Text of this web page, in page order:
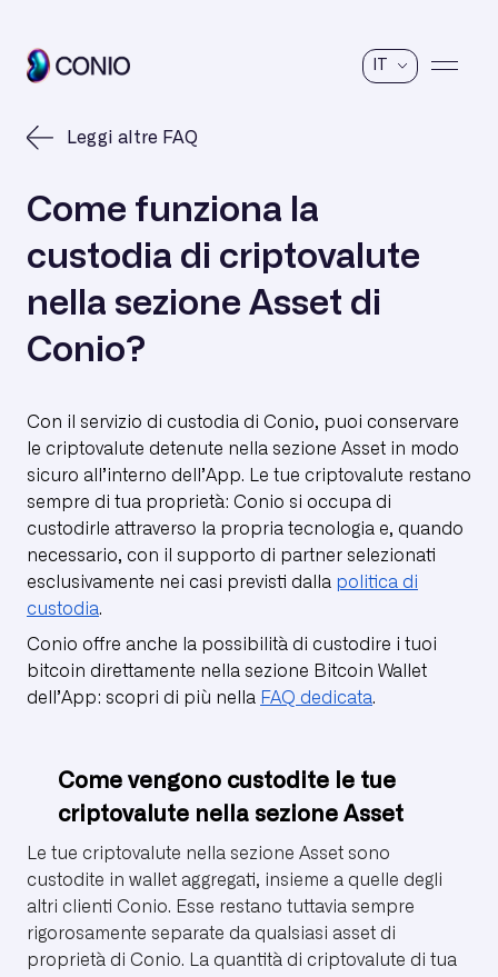
IT
Leggi altre FAQ
Come funziona la
custodia di criptovalute
nella sezione Asset di
Conio?
Con il servizio di custodia di Conio, puoi conservare
le criptovalute detenute nella sezione Asset in modo
sicuro all’interno dell’App. Le tue criptovalute restano
sempre di tua proprietà: Conio si occupa di
custodirle attraverso la propria tecnologia e, quando
necessario, con il supporto di partner selezionati
esclusivamente nei casi previsti dalla politica di
custodia.
Conio offre anche la possibilità di custodire i tuoi
bitcoin direttamente nella sezione Bitcoin Wallet
dell’App: scopri di più nella FAQ dedicata.
Come vengono custodite le tue
criptovalute nella sezione Asset
Le tue criptovalute nella sezione Asset sono
custodite in wallet aggregati, insieme a quelle degli
altri clienti Conio. Esse restano tuttavia sempre
rigorosamente separate da qualsiasi asset di
proprietà di Conio. La quantità di criptovalute di tua